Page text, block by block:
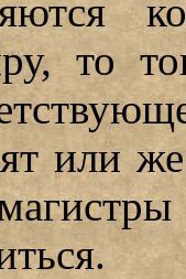
то
или